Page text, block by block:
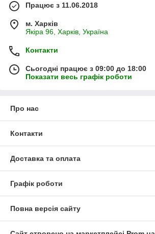
Працює з 11.06.2018
м. Харків
Якіра 96, Харків, Україна
Контакти
Сьогодні працює з 09:00 до 18:00
Показати весь графік роботи
Про нас
Контакти
Доставка та оплата
Графік роботи
Повна версія сайту